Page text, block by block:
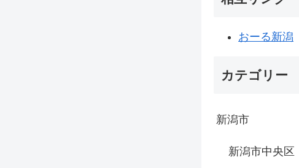
おーる新潟
カテゴリー
新潟市
新潟市中央区